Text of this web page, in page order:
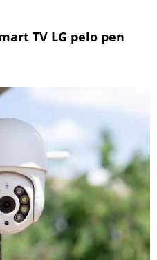
TV LG pelo pen